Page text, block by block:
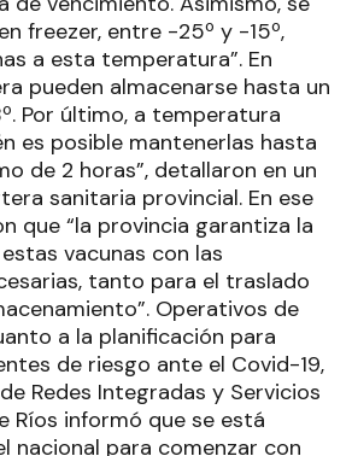
freezer, entre -25º y -15º,
a esta temperatura”. En
pueden almacenarse hasta un
Por último, a temperatura
es posible mantenerlas hasta
de 2 horas”, detallaron en un
sanitaria provincial. En ese
que “la provincia garantiza la
vacunas con las
tanto para el traslado
Operativos de
a la planificación para
de riesgo ante el Covid-19,
Redes Integradas y Servicios
Ríos informó que se está
nacional para comenzar con